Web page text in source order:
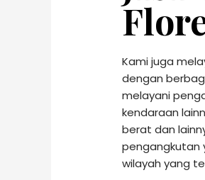
Kami juga
dengan
melayani
kendaraan
berat dan
pengangkutan
wilayah yang